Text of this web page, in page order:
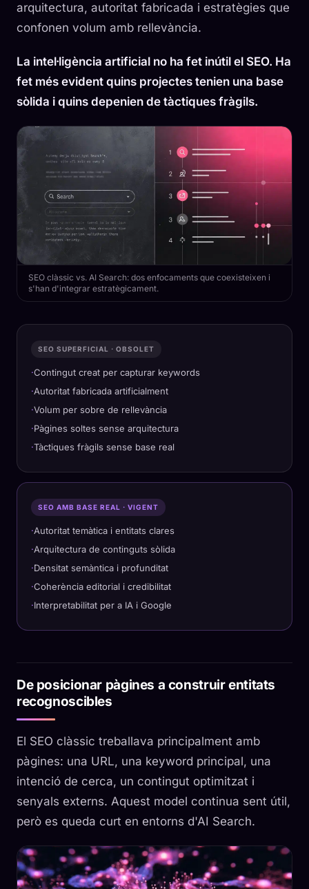
arquitectura, autoritat fabricada i estratègies que
confonen volum amb rellevància.
La intel·ligència artificial no ha fet inútil el SEO. Ha
fet més evident quins projectes tenien una base
sòlida i quins depenien de tàctiques fràgils.
SEO clàssic vs. AI Search: dos enfocaments que coexisteixen i
s'han d'integrar estratègicament.
SEO SUPERFICIAL · OBSOLET
Contingut creat per capturar keywords
Autoritat fabricada artificialment
Volum per sobre de rellevància
Pàgines soltes sense arquitectura
Tàctiques fràgils sense base real
SEO AMB BASE REAL · VIGENT
Autoritat temàtica i entitats clares
Arquitectura de continguts sòlida
Densitat semàntica i profunditat
Coherència editorial i credibilitat
Interpretabilitat per a IA i Google
De posicionar pàgines a construir entitats
recognoscibles
El SEO clàssic treballava principalment amb
pàgines: una URL, una keyword principal, una
intenció de cerca, un contingut optimitzat i
senyals externs. Aquest model continua sent útil,
però es queda curt en entorns d'AI Search.